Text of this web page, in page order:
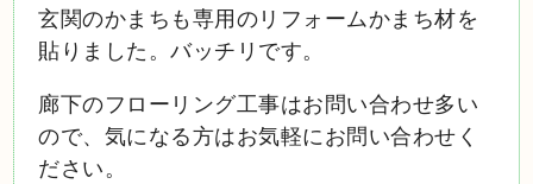
玄関のかまちも専用のリフォームかまち材を
貼りました。バッチリです。
廊下のフローリング工事はお問い合わせ多い
ので、気になる方はお気軽にお問い合わせく
ださい。